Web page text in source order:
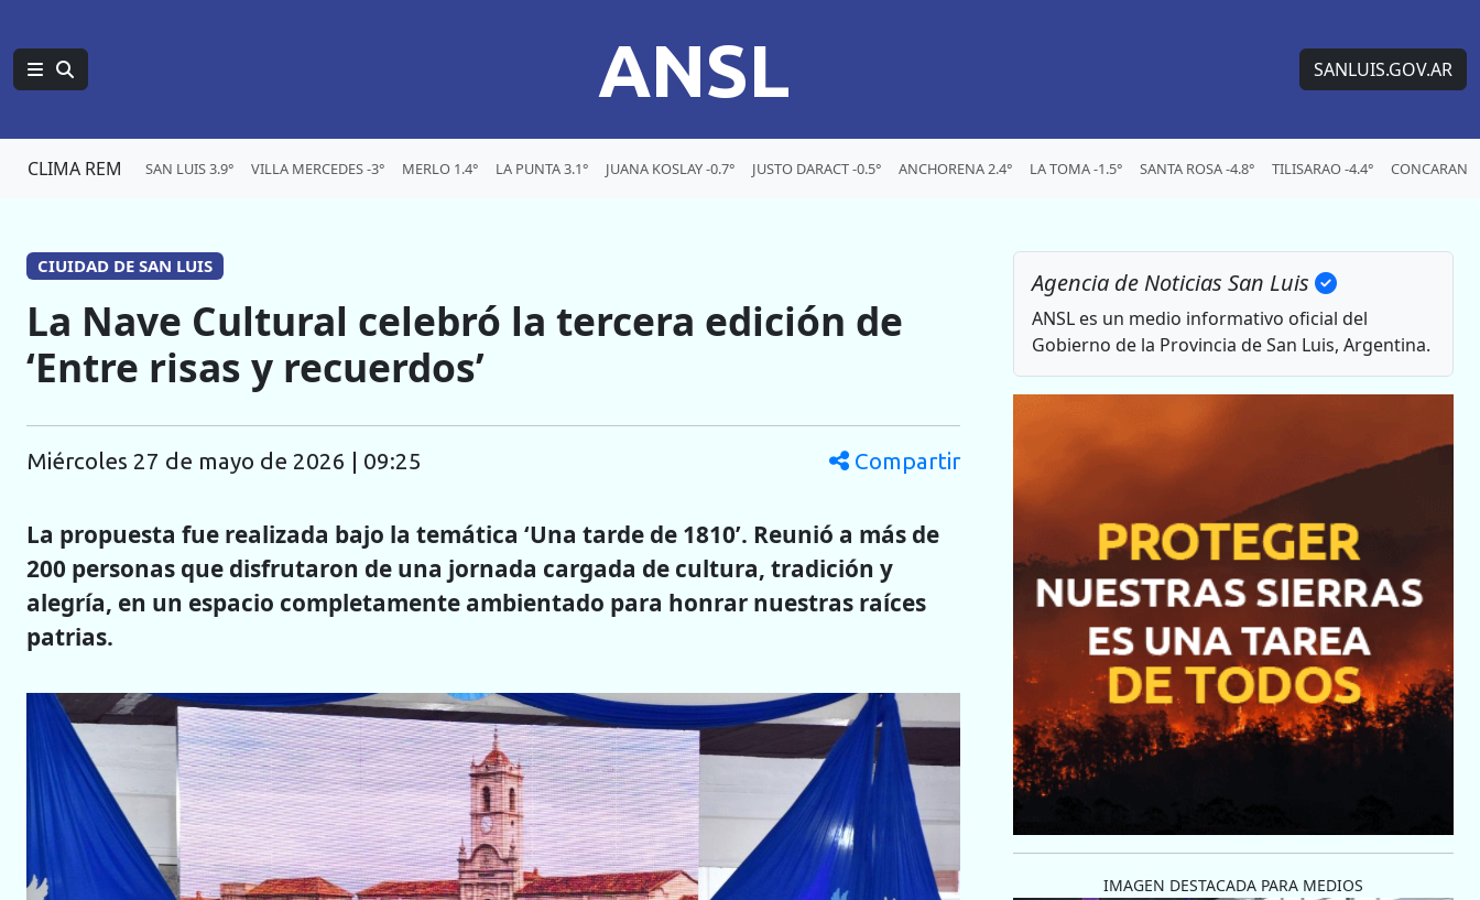
ANSL SANLUIS.GOV.AR
CLIMA REM SAN LUIS 3.9° VILLA MERCEDES -3° MERLO 1.4° LA PUNTA 3.1° JUANA KOSLAY -0.7° JUSTO DARACT -0.5° ANCHORENA 2.4° LA TOMA -1.5° SANTA ROSA -4.8° TILISARAO -4.4° CONCARAN -
CIUIDAD DE SAN LUIS
La Nave Cultural celebró la tercera edición de
‘Entre risas y recuerdos’
miércoles 27 de mayo de 2026 | 09:25 Compartir
La propuesta fue realizada bajo la temática ‘Una tarde de 1810’. Reunió a más de
200 personas que disfrutaron de una jornada cargada de cultura, tradición y
alegría, en un espacio completamente ambientado para honrar nuestras raíces
patrias.
Agencia de Noticias San Luis
ANSL es un medio informativo oficial del
Gobierno de la Provincia de San Luis, Argentina.
IMAGEN DESTACADA PARA MEDIOS